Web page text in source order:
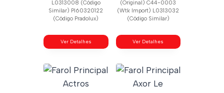
L0313008 (Código
Similar) Pl60320122
(Código Pradolux)
Ver Detalhes
(Original) C44-0003
(Wtk Import) L0313032
(Código Similar)
Ver Detalhes